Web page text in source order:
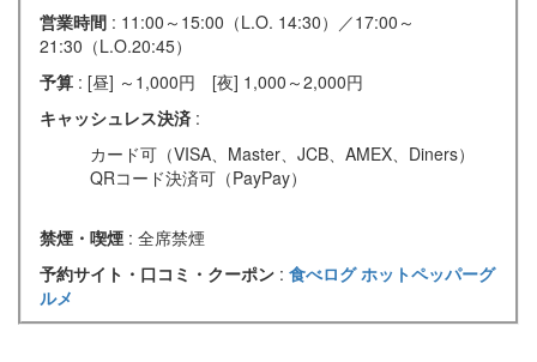
営業時間 : 11:00～15:00（L.O. 14:30）／17:00～
21:30（L.O.20:45）
予算 : [昼] ～1,000円 [夜] 1,000～2,000円
キャッシュレス決済 :
カード可（VISA、Master、JCB、AMEX、Diners）
QRコード決済可（PayPay）
禁煙・喫煙 : 全席禁煙
予約サイト・口コミ・クーポン : 食べログホットペッパーグ
ルメ